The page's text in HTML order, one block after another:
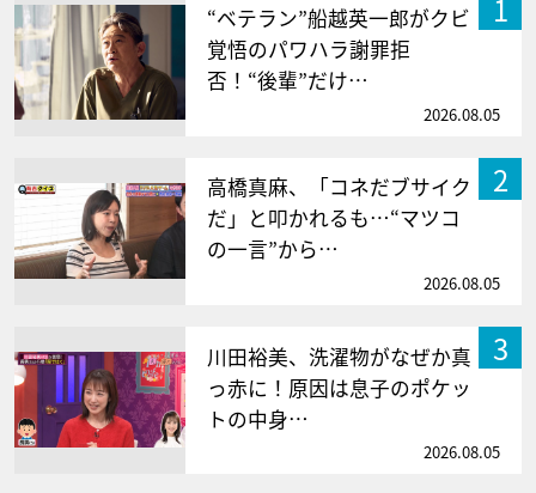
1
“ベテラン”船越英一郎がクビ
覚悟のパワハラ謝罪拒
否！“後輩”だけ…
2026.08.05
2
高橋真麻、「コネだブサイク
だ」と叩かれるも…“マツコ
の一言”から…
2026.08.05
3
川田裕美、洗濯物がなぜか真
っ赤に！原因は息子のポケッ
トの中身…
2026.08.05